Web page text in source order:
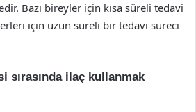
Bazı bireyler için kısa süreli tedavi
için uzun süreli bir tedavi süreci
sırasında ilaç kullanmak